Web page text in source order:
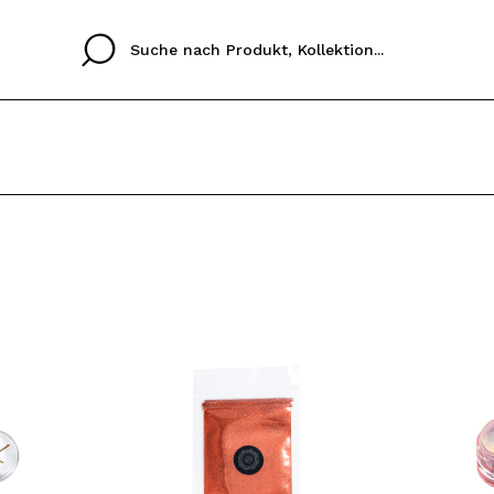
Durch die Erstellung
Einkäufe schnell